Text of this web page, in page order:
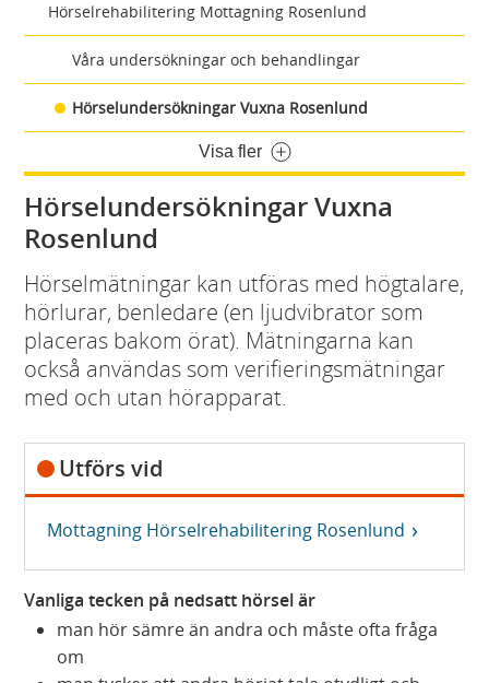
Hörselrehabilitering Mottagning Rosenlund
Våra undersökningar och behandlingar
Hörselundersökningar Vuxna Rosenlund
Visa fler
Hörselundersökningar Vuxna
Rosenlund
Hörselmätningar kan utföras med högtalare,
hörlurar, benledare (en ljudvibrator som
placeras bakom örat). Mätningarna kan
också användas som verifieringsmätningar
med och utan hörapparat.
Utförs vid
Mottagning Hörselrehabilitering Rosenlund
Vanliga tecken på nedsatt hörsel är
man hör sämre än andra och måste ofta fråga
om